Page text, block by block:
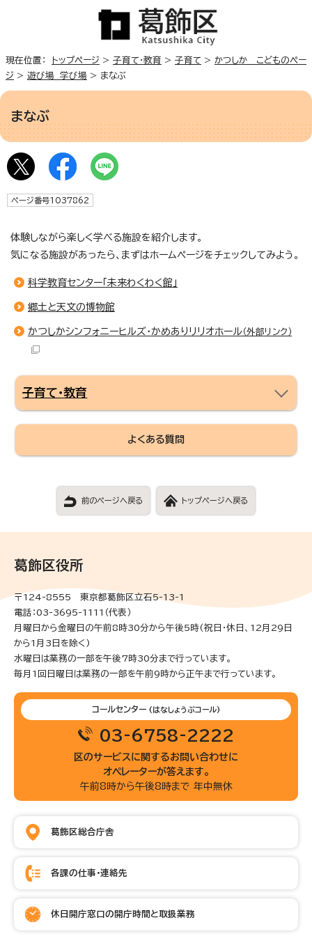
現在位置： トップページ > 子育て・教育 > 子育て > かつしか こどものペー
ジ > 遊び場 学び場 > まなぶ
まなぶ
ページ番号1037862
体験しながら楽しく学べる施設を紹介します。
気になる施設があったら、まずはホームページをチェックしてみよう。
科学教育センター「未来わくわく館」
郷土と天文の博物館
かつしかシンフォニーヒルズ・かめありリリオホール（外部リンク）
子育て・教育
よくある質問
前のページへ戻る トップページへ戻る
葛飾区役所
〒124-8555 東京都葛飾区立石5-13-1
電話：03-3695-1111（代表）
月曜日から金曜日の午前8時30分から午後5時(祝日・休日、12月29日
から1月3日を除く)
水曜日は業務の一部を午後7時30分まで行っています。
毎月1回日曜日は業務の一部を午前9時から正午まで行っています。
コールセンター (はなしょうぶコール)
03-6758-2222
区のサービスに関するお問い合わせに
オペレーターが答えます。
午前8時から午後8時まで 年中無休
葛飾区総合庁舎
各課の仕事・連絡先
休日開庁窓口の開庁時間と取扱業務